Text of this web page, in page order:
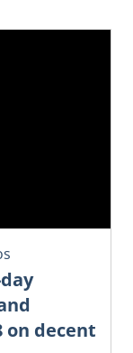
on decent